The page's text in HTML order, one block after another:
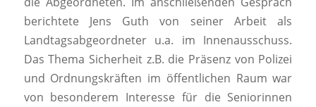
berichtete Jens Guth von seiner Arbeit als
Landtagsabgeordneter u.a. im Innenausschuss.
Das Thema Sicherheit z.B. die Präsenz von Polizei
und Ordnungskräften im öffentlichen Raum war
von besonderem Interesse für die Seniorinnen